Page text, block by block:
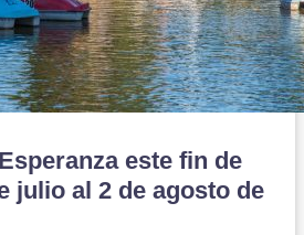
este fin de
julio al 2 de agosto de